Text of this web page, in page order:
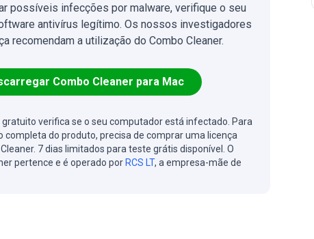
possíveis infecções por malware, verifique o seu
antivírus legítimo. Os nossos investigadores
recomendam a utilização do Combo Cleaner.
Combo Cleaner para Mac
gratuito verifica se o seu computador está infectado. Para
completa do produto, precisa de comprar uma licença
7 dias limitados para teste grátis disponível. O
pertence e é operado por RCS LT, a empresa-mãe de